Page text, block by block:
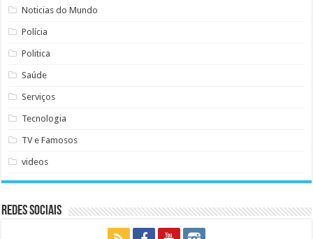
Noticias do Mundo
Polícia
Politica
Saúde
Serviços
Tecnologia
TV e Famosos
videos
Redes Sociais